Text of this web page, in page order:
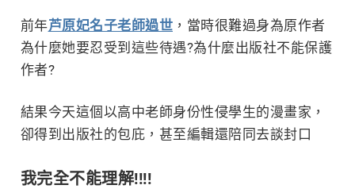
前年芦原妃名子老師過世 ，當時很難過身為原作者
為什麼她要忍受到這些待遇?為什麼出版社不能保護
作者?
結果今天這個以高中老師身份性侵學生的漫畫家，
卻得到出版社的包庇，甚至編輯還陪同去談封口
我完全不能理解!!!!